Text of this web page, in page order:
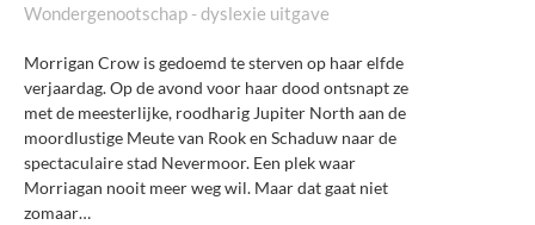
Wondergenootschap - dyslexie uitgave
Morrigan Crow is gedoemd te sterven op haar elfde
verjaardag. Op de avond voor haar dood ontsnapt ze
met de meesterlijke, roodharig Jupiter North aan de
moordlustige Meute van Rook en Schaduw naar de
spectaculaire stad Nevermoor. Een plek waar
Morriagan nooit meer weg wil. Maar dat gaat niet
zomaar…